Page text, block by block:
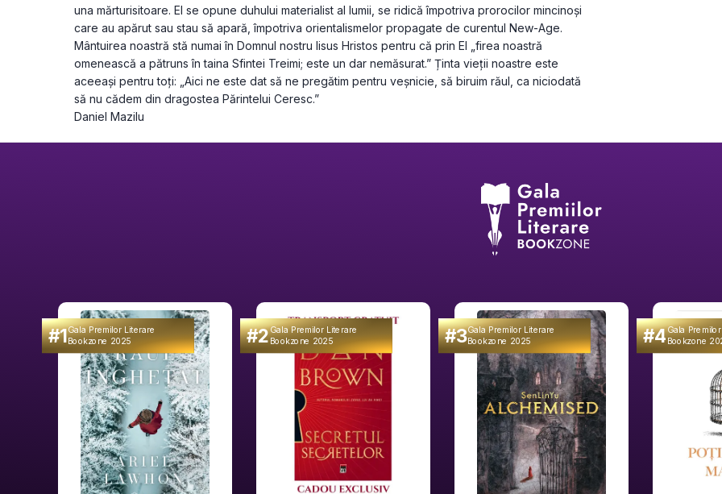
una mărturisitoare. El se opune duhului materialist al lumii, se ridică împotriva prorocilor mincinoși
care au apărut sau stau să apară, împotriva orientalismelor propagate de curentul New-Age.
Mântuirea noastră stă numai în Domnul nostru Iisus Hristos pentru că prin El „firea noastră
omenească a pătruns în taina Sfintei Treimi; este un dar nemăsurat.” Ținta vieții noastre este
aceeași pentru toți: „Aici ne este dat să ne pregătim pentru veșnicie, să biruim răul, ca niciodată
să nu cădem din dragostea Părintelui Ceresc.”
Daniel Mazilu
#1Gala Premilor Literare
Bookzone 2025 #2Gala Premilor Literare
Bookzone 2025 #3Gala Premilor Literare
Bookzone 2025 #4Gala
Bookzone